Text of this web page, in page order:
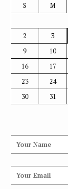
S M
2
3
9
10
16
17
23
24
30
31